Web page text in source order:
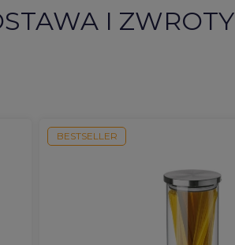
I ZWROTY
BESTSELLER